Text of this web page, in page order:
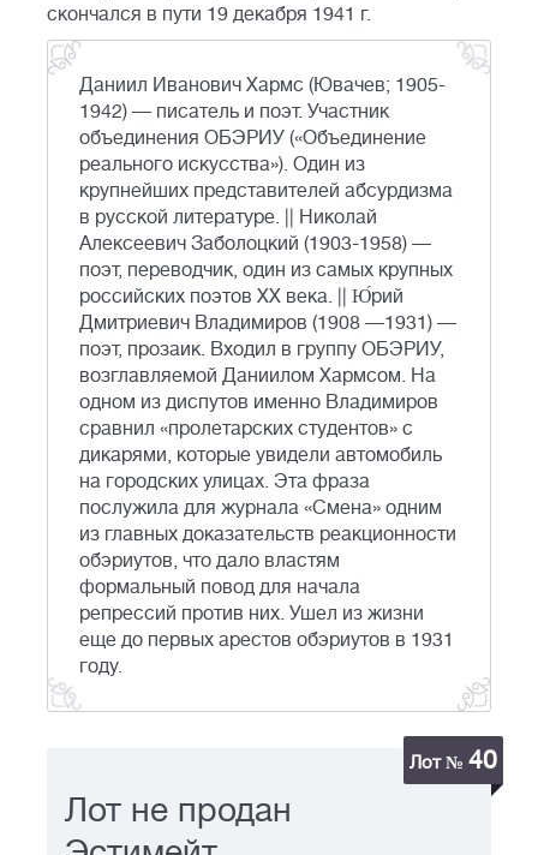
скончался в пути 19 декабря 1941 г.
Даниил Иванович Хармс (Ювачев; 1905-
1942) — писатель и поэт. Участник
объединения ОБЭРИУ («Объединение
реального искусства»). Один из
крупнейших представителей абсурдизма
в русской литературе. || Николай
Алексеевич Заболоцкий (1903-1958) —
поэт, переводчик, один из самых крупных
российских поэтов ХХ века. || Ю́рий
Дмитриевич Владимиров (1908 —1931) —
поэт, прозаик. Входил в группу ОБЭРИУ,
возглавляемой Даниилом Хармсом. На
одном из диспутов именно Владимиров
сравнил «пролетарских студентов» с
дикарями, которые увидели автомобиль
на городских улицах. Эта фраза
послужила для журнала «Смена» одним
из главных доказательств реакционности
обэриутов, что дало властям
формальный повод для начала
репрессий против них. Ушел из жизни
еще до первых арестов обэриутов в 1931
году.
Лот № 40
Лот не продан